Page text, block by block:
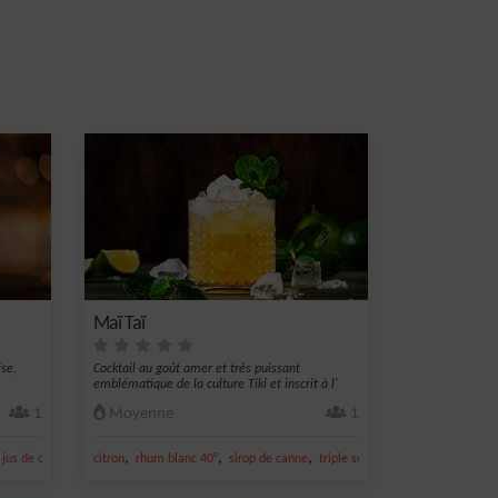
1
jus de citron vert ,jus de fraise
Maï Taï
Cocktail au goût amer et très puissant
emblématique de la culture Tiki et inscrit à l'
Moyenne 1
citron, rhum blanc 40°, sirop de canne, triple sec